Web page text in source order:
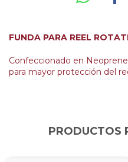
FUNDA PARA REEL
Confeccionado en
para mayor protección del
PRODUCTOS